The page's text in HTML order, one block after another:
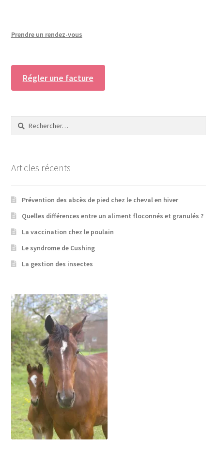
Prendre un rendez-vous
Régler une facture
Rechercher :
Articles récents
Prévention des abcès de pied chez le cheval en hiver
Quelles différences entre un aliment floconnés et granulés ?
La vaccination chez le poulain
Le syndrome de Cushing
La gestion des insectes